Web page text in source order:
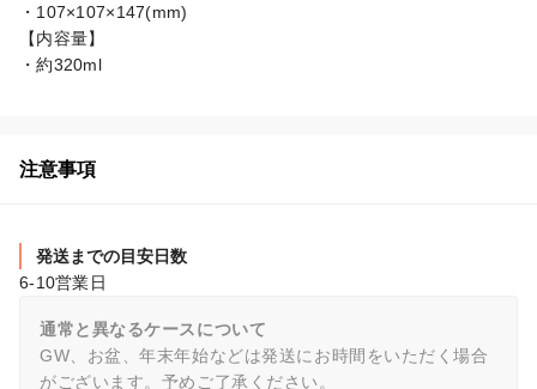
・107×107×147(mm)
【内容量】
・約320ml
注意事項
発送までの目安日数
6-10営業日
通常と異なるケースについて
GW、お盆、年末年始などは発送にお時間をいただく場合
がございます。予めご了承ください。